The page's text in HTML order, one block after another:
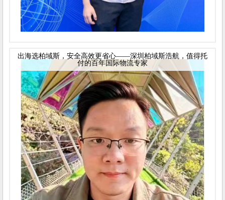
出海选柏域斯，安全高效更省心——深圳柏域斯浩航，值得托
付的百年国际物流专家